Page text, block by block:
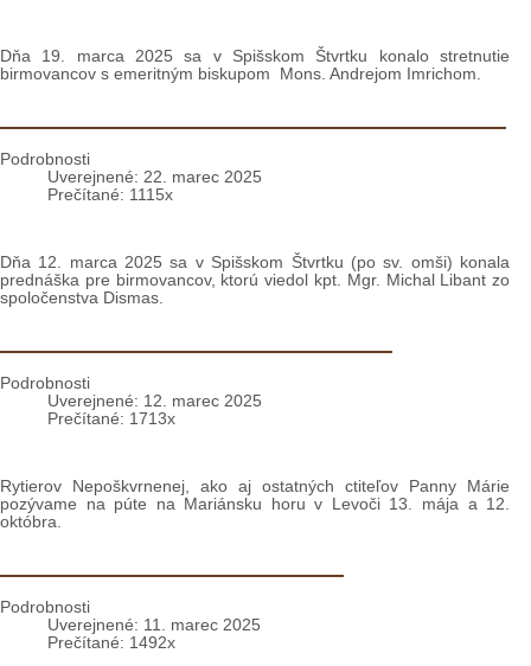
Dňa 19. marca 2025 sa v Spišskom Štvrtku konalo stretnutie
birmovancov s emeritným biskupom Mons. Andrejom Imrichom.
Podrobnosti
Uverejnené: 22. marec 2025
Prečítané: 1115x
Dňa 12. marca 2025 sa v Spišskom Štvrtku (po sv. omši) konala
prednáška pre birmovancov, ktorú viedol kpt. Mgr. Michal Libant zo
spoločenstva Dismas.
Podrobnosti
Uverejnené: 12. marec 2025
Prečítané: 1713x
Rytierov Nepoškvrnenej, ako aj ostatných ctiteľov Panny Márie
pozývame na púte na Mariánsku horu v Levoči 13. mája a 12.
októbra.
Pozvánka: Miništrantský tábor
Podrobnosti
Uverejnené: 11. marec 2025
Prečítané: 1492x